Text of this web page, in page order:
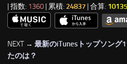
| 指数: 1360 | 累積: 24837 | 合算:
NEXT → 最新のiTunesトップソン
たのは？